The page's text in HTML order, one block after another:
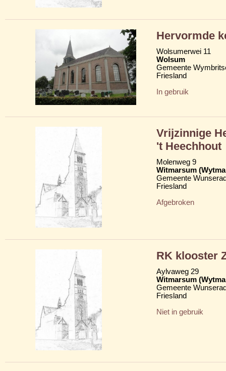
Hervormde
Wolsumerwei 11
Wolsum
Gemeente
Friesland
In gebruik
Vrijzinnige
't Heechhout
Molenweg 9
Witmarsum
Gemeente
Friesland
Afgebroken
RK klooster
Aylvaweg 29
Witmarsum
Gemeente
Friesland
Niet in gebruik